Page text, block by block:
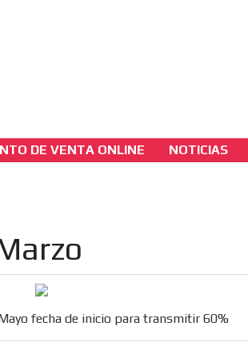
DE VENTA ONLINE NOTICIAS
[ Cerrar X ]
MVE ADS
fecha de inicio para transmitir 60%